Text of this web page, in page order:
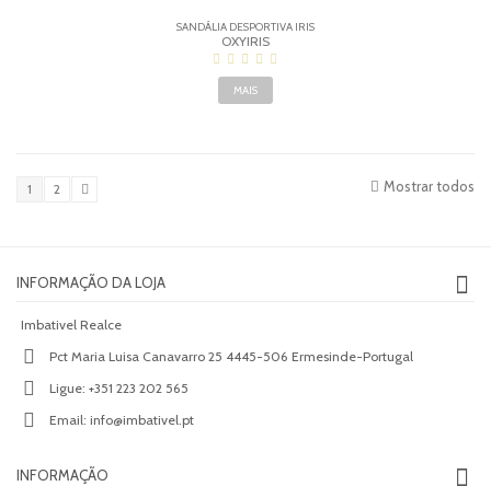
SANDÁLIA DESPORTIVA IRIS
OXYIRIS
MAIS
Mostrar todos
1 2
INFORMAÇÃO DA LOJA
Imbativel Realce
Pct Maria Luisa Canavarro 25 4445-506 Ermesinde-Portugal
Ligue: +351 223 202 565
Email: info@imbativel.pt
INFORMAÇÃO